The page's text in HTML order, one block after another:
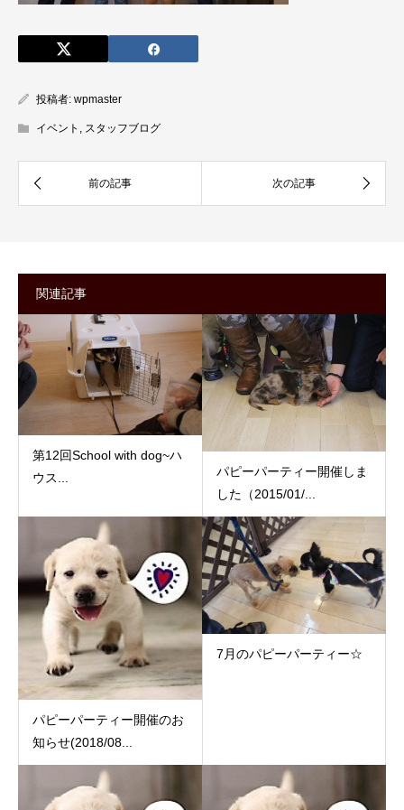
投稿者: wpmaster
イベント スタッフブログ
関連記事
第12回School with dog~ハ
ウス...
パピーパーティー開催しま
した（2015/01/...
パピーパーティー開催のお
知らせ(2018/08...
7月のパピーパーティー☆